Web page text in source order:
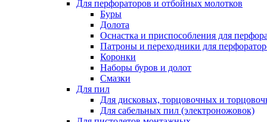
Для перфораторов и отбойных молотков
Буры
Долота
Оснастка и приспособления для
Патроны и переходники для
Коронки
Наборы буров и долот
Смазки
Для пил
Для дисковых, торцовочных и
Для сабельных пил (электроножовок)